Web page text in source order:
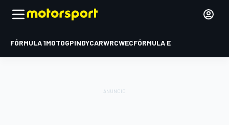
FÓRMULA 1MOTOGPINDYCARWRCWECFÓRMULA E